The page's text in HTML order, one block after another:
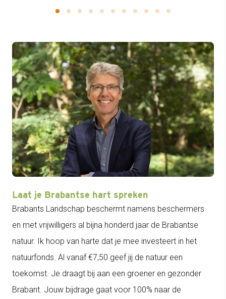
Laat je Brabantse hart spreken
Brabants Landschap beschermt namens beschermers
en met vrijwilligers al bijna honderd jaar de Brabantse
natuur. Ik hoop van harte dat je mee investeert in het
natuurfonds. Al vanaf €7,50 geef jij de natuur een
toekomst. Je draagt bij aan een groener en gezonder
Brabant. Jouw bijdrage gaat voor 100% naar de